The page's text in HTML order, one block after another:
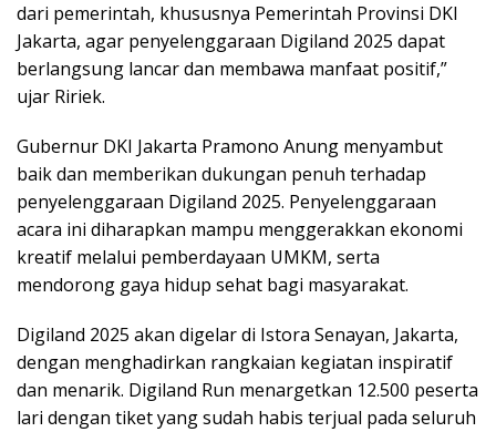
dari pemerintah, khususnya Pemerintah Provinsi DKI
Jakarta, agar penyelenggaraan Digiland 2025 dapat
berlangsung lancar dan membawa manfaat positif,”
ujar Ririek.
Gubernur DKI Jakarta Pramono Anung menyambut
baik dan memberikan dukungan penuh terhadap
penyelenggaraan Digiland 2025. Penyelenggaraan
acara ini diharapkan mampu menggerakkan ekonomi
kreatif melalui pemberdayaan UMKM, serta
mendorong gaya hidup sehat bagi masyarakat.
Digiland 2025 akan digelar di Istora Senayan, Jakarta,
dengan menghadirkan rangkaian kegiatan inspiratif
dan menarik. Digiland Run menargetkan 12.500 peserta
lari dengan tiket yang sudah habis terjual pada seluruh